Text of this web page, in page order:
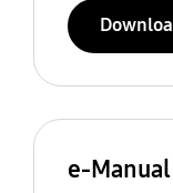
e-Manual